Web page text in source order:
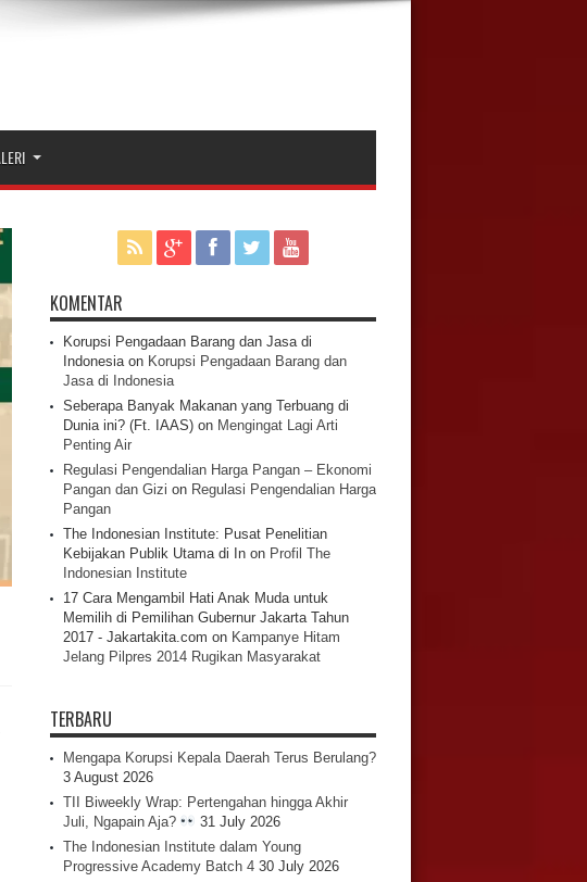
KOMENTAR
Korupsi Pengadaan Barang dan Jasa di
Indonesiaon Korupsi Pengadaan Barang dan
Jasa di Indonesia
Seberapa Banyak Makanan yang Terbuang di
Dunia ini? (Ft. IAAS)on Mengingat Lagi Arti
Penting Air
Regulasi Pengendalian Harga Pangan – Ekonomi
Pangan dan Gizi on Regulasi Pengendalian Harga
Pangan
The Indonesian Institute: Pusat Penelitian
Kebijakan Publik Utama di Inon Profil The
Indonesian Institute
17 Cara Mengambil Hati Anak Muda untuk
Memilih di Pemilihan Gubernur Jakarta Tahun
2017 - Jakartakita.com on Kampanye Hitam
Jelang Pilpres 2014 Rugikan Masyarakat
TERBARU
Mengapa Korupsi Kepala Daerah Terus Berulang?
3 August 2026
TII Biweekly Wrap: Pertengahan hingga Akhir
Juli, Ngapain Aja?
31 July 2026
The Indonesian Institute dalam Young
Progressive Academy Batch 4 30 July 2026